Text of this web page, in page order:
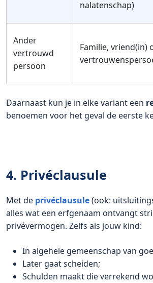
nalatenschap)
Ander
vertrouwd
persoon
Familie, vriend(in)
Daarnaast kun je in elke variant een
benoemen voor het geval de eerste
4. Privéclausule
Met de privéclausule(ook:
alles wat een erfgenaam ontvangt
privévermogen. Zelfs als jouw kind:
In algehele gemeenschap van
Later gaat scheiden;
Schulden maakt die verrekend